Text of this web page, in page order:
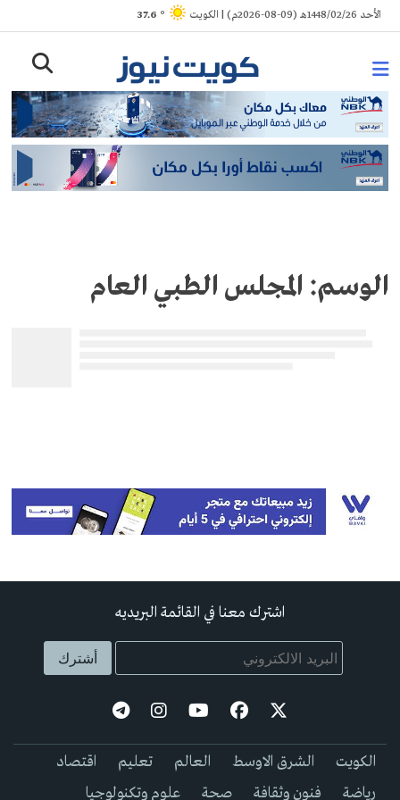
Skip
to
الأحد 1448/02/26هـ (09-08-2026م) | الكويت ° 37.6
الوسم: المجلس الطبي العام
اشترك معنا في القائمة البريديه
الكويت الشرق الاوسط العالم تعليم
اقتصاد
رياضة
فنون وثقافة صحة علوم وتكنولوجيا